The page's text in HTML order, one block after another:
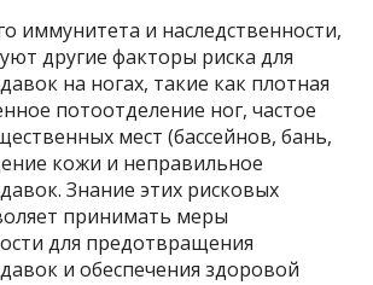
иммунитета и наследственности,
другие факторы риска для
на ногах, такие как плотная
потоотделение ног, частое
мест (бассейнов, бань,
кожи и неправильное
Знание этих рисковых
принимать меры
для предотвращения
и обеспечения здоровой